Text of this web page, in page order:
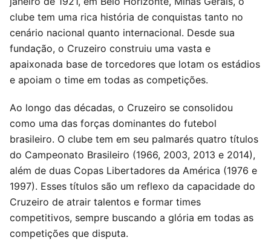
clube tem uma rica história de conquistas tanto no
cenário nacional quanto internacional. Desde sua
fundação, o Cruzeiro construiu uma vasta e
apaixonada base de torcedores que lotam os estádios
e apoiam o time em todas as competições.
Ao longo das décadas, o Cruzeiro se consolidou
como uma das forças dominantes do futebol
brasileiro. O clube tem em seu palmarés quatro títulos
do Campeonato Brasileiro (1966, 2003, 2013 e 2014),
além de duas Copas Libertadores da América (1976 e
1997). Esses títulos são um reflexo da capacidade do
Cruzeiro de atrair talentos e formar times
competitivos, sempre buscando a glória em todas as
competições que disputa.